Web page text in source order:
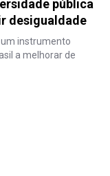
pública
desigualdade
um instrumento
a melhorar de